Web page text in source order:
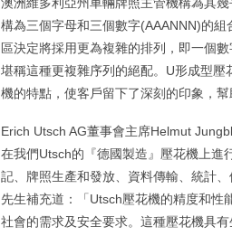
構為三個字母和三個數字(AAANNN)的
區決定將採用更為複雜的排列，即一個
堪稱這種更複雜序列的絕配。U形成型
機的特點，使客戶留下了深刻的印象，
Erich Utsch AG董事會主席Helmut
在我們Utsch的『德國製造』壓花機上進
記、牌照生產和發放、資料傳輸、統計
先生補充道：「Utsch壓花機的精度和性
社會的需求及安全要求。這種壓花機具